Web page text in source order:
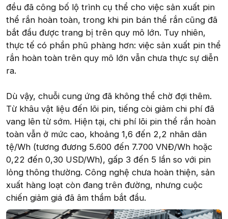
đều đã công bố lộ trình cụ thể cho việc sản xuất pin
thể rắn hoàn toàn, trong khi pin bán thể rắn cũng đã
bắt đầu được trang bị trên quy mô lớn. Tuy nhiên,
thực tế có phần phũ phàng hơn: việc sản xuất pin thể
rắn hoàn toàn trên quy mô lớn vẫn chưa thực sự diễn
ra.
Dù vậy, chuỗi cung ứng đã không thể chờ đợi thêm.
Từ khâu vật liệu đến lõi pin, tiếng còi giảm chi phí đã
vang lên từ sớm. Hiện tại, chi phí lõi pin thể rắn hoàn
toàn vẫn ở mức cao, khoảng 1,6 đến 2,2 nhân dân
tệ/Wh (tương đương 5.600 đến 7.700 VNĐ/Wh hoặc
0,22 đến 0,30 USD/Wh), gấp 3 đến 5 lần so với pin
lỏng thông thường. Công nghệ chưa hoàn thiện, sản
xuất hàng loạt còn đang trên đường, nhưng cuộc
chiến giảm giá đã âm thầm bắt đầu.